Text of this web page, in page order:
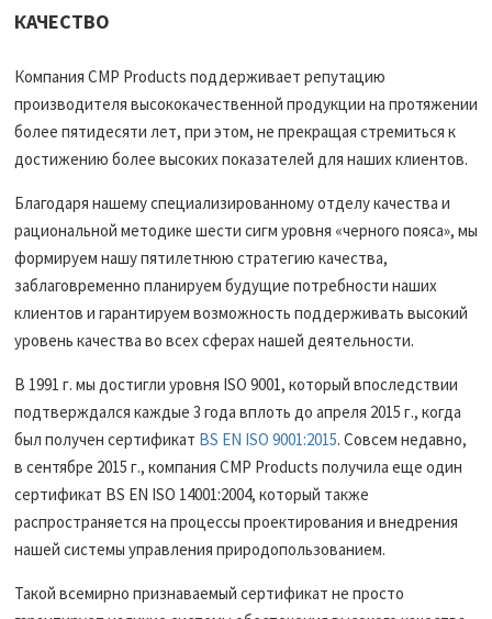
КАЧЕСТВО
Компания CMP Products поддерживает репутацию
производителя высококачественной продукции на протяжении
более пятидесяти лет, при этом, не прекращая стремиться к
достижению более высоких показателей для наших клиентов.
Благодаря нашему специализированному отделу качества и
рациональной методике шести сигм уровня «черного пояса», мы
формируем нашу пятилетнюю стратегию качества,
заблаговременно планируем будущие потребности наших
клиентов и гарантируем возможность поддерживать высокий
уровень качества во всех сферах нашей деятельности.
В 1991 г. мы достигли уровня ISO 9001, который впоследствии
подтверждался каждые 3 года вплоть до апреля 2015 г., когда
был получен сертификат BS EN ISO 9001:2015. Совсем недавно,
в сентябре 2015 г., компания CMP Products получила еще один
сертификат BS EN ISO 14001:2004, который также
распространяется на процессы проектирования и внедрения
нашей системы управления природопользованием.
Такой всемирно признаваемый сертификат не просто